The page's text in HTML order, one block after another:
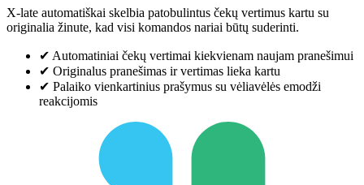
X-late automatiškai skelbia patobulintus čekų vertimus kartu su
originalia žinute, kad visi komandos nariai būtų suderinti.
✔ Automatiniai čekų vertimai kiekvienam naujam pranešimui
✔ Originalus pranešimas ir vertimas lieka kartu
✔ Palaiko vienkartinius prašymus su vėliavėlės emodži
reakcijomis